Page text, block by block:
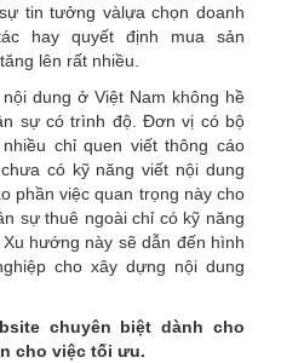
tin tưởng vàlựa chọn doanh
hay quyết định mua sản
lên rất nhiều.
dung ở Việt Nam không hề
sự có trình độ. Đơn vị có bộ
chỉ quen viết thông cáo
có kỹ năng viết nội dung
phần việc quan trọng này cho
sự thuê ngoài chỉ có kỹ năng
hướng này sẽ dẫn đến hình
cho xây dựng nội dung
chuyên biệt dành cho
cho việc tối ưu.